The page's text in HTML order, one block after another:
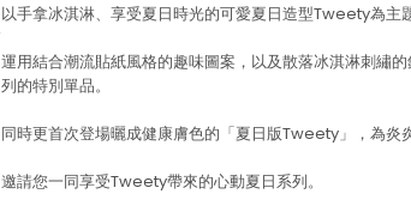
以手拿冰淇淋、享受夏日時光的可愛夏日造型Tweety為主題
運用結合潮流貼紙風格的趣味圖案，以及散落冰淇淋刺繡
列的特別單品。
同時更首次登場曬成健康膚色的「夏日版Tweety」，為炎
邀請您一同享受Tweety帶來的心動夏日系列。